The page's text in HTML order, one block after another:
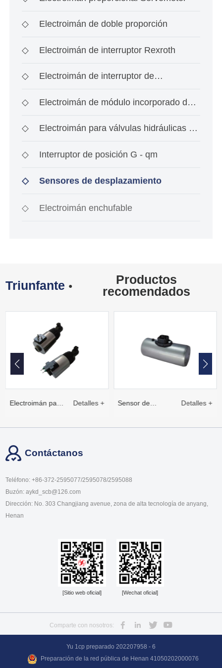
◇ Electroimán de doble proporción
◇ Electroimán de interruptor Rexroth
◇ Electroimán de interruptor de
investigación de ace
◇ Electroimán de módulo incorporado de
tipo interrup
◇ Electroimán para válvulas hidráulicas a
prueba de
◇ Interruptor de posición G - qm
◇ Sensores de desplazamiento
◇ Electroimán enchufable
Triunfante ●
Productos
recomendados
Electroimán para
válvulas
proporcionales
roscada de la
Detalles + Sensor de
desplazamiento
Detalles +
Contáctanos
Teléfono: +86-372-2595077/2595078/2595088
Buzón: aykd_scb@126.com
Dirección: No. 303 Changjiang avenue, zona de alta tecnología de anyang,
Henan
[Sitio web oficial] [Wechat oficial]
Comparte con nosotros:
Yu 1cp preparado 202207958 - 6
Preparación de la red pública de Henan 41050202000076